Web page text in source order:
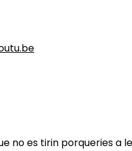
no es tirin porqueries a